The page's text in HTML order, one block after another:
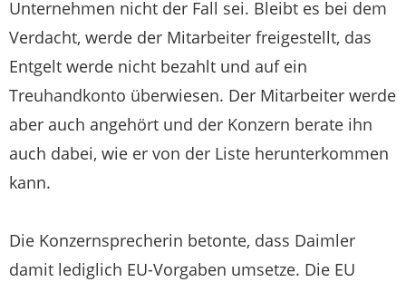
Unternehmen nicht der Fall sei. Bleibt es bei dem
Verdacht, werde der Mitarbeiter freigestellt, das
Entgelt werde nicht bezahlt und auf ein
Treuhandkonto überwiesen. Der Mitarbeiter werde
aber auch angehört und der Konzern berate ihn
auch dabei, wie er von der Liste herunterkommen
kann.
Die Konzernsprecherin betonte, dass Daimler
damit lediglich EU-Vorgaben umsetze. Die EU